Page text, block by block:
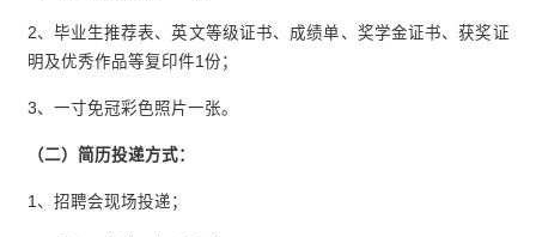
2、毕业生推荐表、英文等级证书、成绩单、奖学金证书、获奖证
明及优秀作品等复印件1份；
3、一寸免冠彩色照片一张。
（二）简历投递方式：
1、招聘会现场投递；